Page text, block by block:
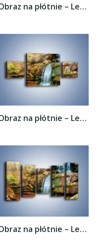
Obraz na płótnie – Leśne podłoże późną...
Obraz na płótnie – Leśne podłoże późną...
Obraz na płótnie – Leśne podłoże późną...